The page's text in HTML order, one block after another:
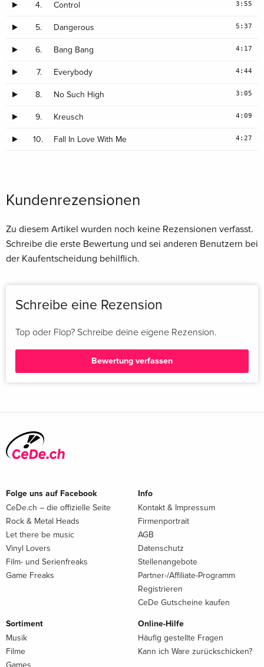
4. Control 3:55
5. Dangerous 5:37
6. Bang Bang 4:17
7. Everybody 4:44
8. No Such High 3:05
9. Kreusch 4:09
10. Fall In Love With Me 4:27
Kundenrezensionen
Zu diesem Artikel wurden noch keine Rezensionen verfasst.
Schreibe die erste Bewertung und sei anderen Benutzern bei
der Kaufentscheidung behilflich.
Schreibe eine Rezension
Top oder Flop? Schreibe deine eigene Rezension.
Bewertung verfassen
Folge uns auf Facebook
CeDe.ch – die offizielle Seite
Rock & Metal Heads
Let there be music
Vinyl Lovers
Film- und Serienfreaks
Game Freaks
Info
Kontakt & Impressum
Firmenportrait
AGB
Datenschutz
Stellenangebote
Partner-/Affiliate-Programm
Registrieren
CeDe Gutscheine kaufen
Sortiment
Musik
Filme
Games
Online-Hilfe
Häufig gestellte Fragen
Kann ich Ware zurückschicken?